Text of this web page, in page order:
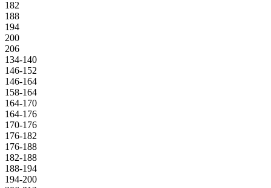
182
188
194
200
206
134-140
146-152
146-164
158-164
164-170
164-176
170-176
176-182
176-188
182-188
188-194
194-200